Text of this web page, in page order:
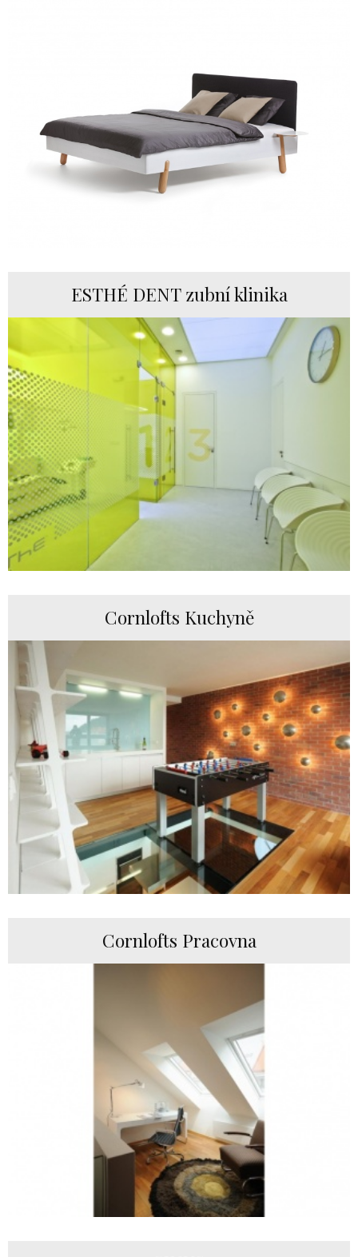
ESTHÉ DENT zubní klinika
Cornlofts Kuchyně
Cornlofts Pracovna